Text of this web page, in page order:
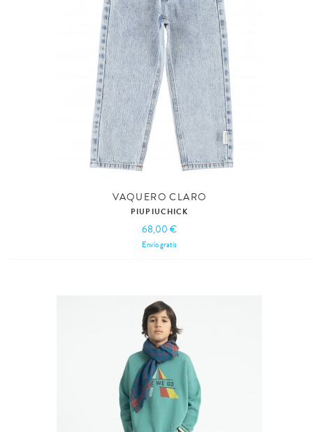
VAQUERO CLARO
PIUPIUCHICK
68,00 €
Envío gratis